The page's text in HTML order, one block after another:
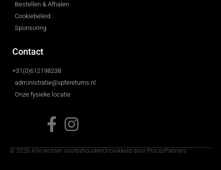
Bestellen & Afhalen
Cookiebeleid
Sponsoring
Contact
+31(0)612198238
administratie@vpfereturns.nl
Onze fysieke locatie
© 2026 Alle rechten voorbehoudenOntwikkeld door ProcesPartners